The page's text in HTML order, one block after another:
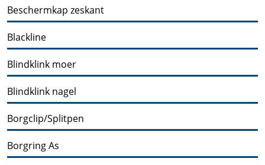
Beschermkap zeskant
Blackline
Blindklink moer
Blindklink nagel
Borgclip/Splitpen
Borgring As